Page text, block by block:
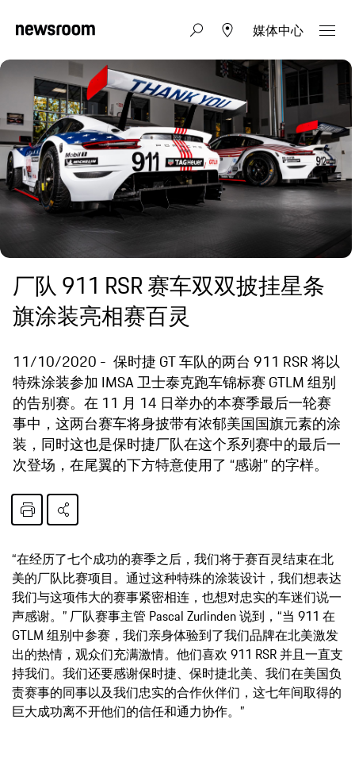
媒体中心
厂队 911 RSR 赛车双双披挂星条
旗涂装亮相赛百灵
11/10/2020
保时捷 GT 车队的两台 911 RSR 将以
特殊涂装参加 IMSA 卫士泰克跑车锦标赛 GTLM 组别
的告别赛。在 11 月 14 日举办的本赛季最后一轮赛
事中，这两台赛车将身披带有浓郁美国国旗元素的涂
装，同时这也是保时捷厂队在这个系列赛中的最后一
次登场，在尾翼的下方特意使用了 “感谢” 的字样。
“在经历了七个成功的赛季之后，我们将于赛百灵结束在北
美的厂队比赛项目。通过这种特殊的涂装设计，我们想表达
我们与这项伟大的赛事紧密相连，也想对忠实的车迷们说一
声感谢。” 厂队赛事主管 Pascal Zurlinden 说到，“当 911 在
GTLM 组别中参赛，我们亲身体验到了我们品牌在北美激发
出的热情，观众们充满激情。他们喜欢 911 RSR 并且一直支
持我们。我们还要感谢保时捷、保时捷北美、我们在美国负
责赛事的同事以及我们忠实的合作伙伴们，这七年间取得的
巨大成功离不开他们的信任和通力协作。”